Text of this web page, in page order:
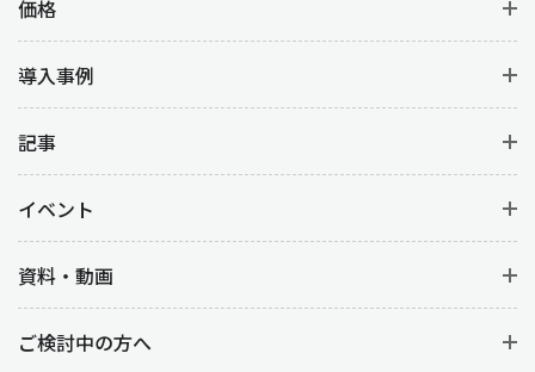
価格
導入事例
記事
イベント
資料・動画
ご検討中の方へ